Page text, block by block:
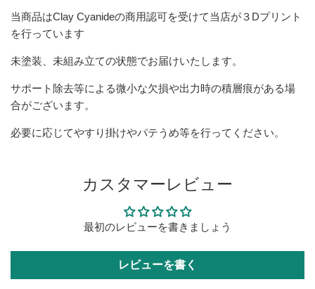
当商品はClay Cyanideの商用認可を受けて当店が３Dプリント
を行っています
未塗装、未組み立ての状態でお届けいたします。
サポート除去等による微小な欠損や出力時の積層痕がある場
合がございます。
必要に応じてやすり掛けやパテうめ等を行ってください。
カスタマーレビュー
最初のレビューを書きましょう
レビューを書く